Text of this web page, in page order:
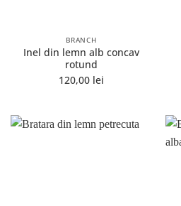
BRANCH
Inel din lemn alb concav
rotund
120,00 lei